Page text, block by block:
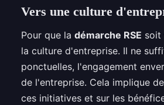
Vers une culture
Pour que la démarche RSE soit
la culture d'entreprise. Il ne
ponctuelles, l'engagement
de l'entreprise. Cela implique
ces initiatives et sur les